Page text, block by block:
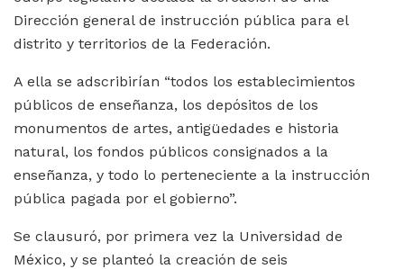
Dirección general de instrucción pública para el
distrito y territorios de la Federación.
A ella se adscribirían “todos los establecimientos
públicos de enseñanza, los depósitos de los
monumentos de artes, antigüedades e historia
natural, los fondos públicos consignados a la
enseñanza, y todo lo perteneciente a la instrucción
pública pagada por el gobierno”.
Se clausuró, por primera vez la Universidad de
México, y se planteó la creación de seis